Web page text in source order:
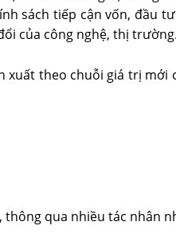
sách tiếp cận vốn, đầu
của công nghệ, thị
xuất theo chuỗi giá trị
qua nhiều tác nhân